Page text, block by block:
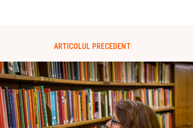
ARTICOLUL PRECEDENT